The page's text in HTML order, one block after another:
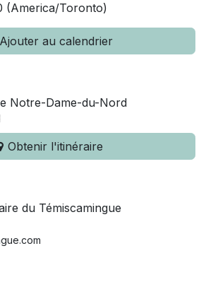
(America/Toronto)
Ajouter au calendrier
Notre-Dame-du-Nord
Obtenir l'itinéraire
du Témiscamingue